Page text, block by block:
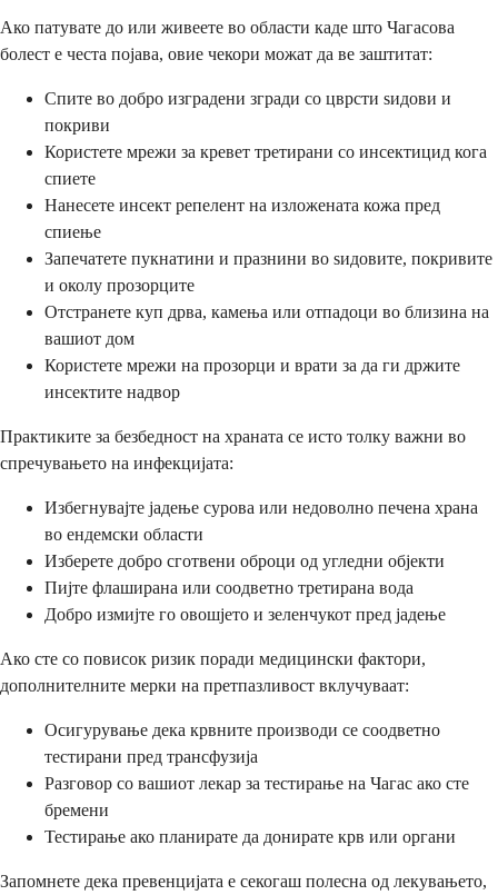
Ако патувате до или живеете во области каде што Чагасова
болест е честа појава, овие чекори можат да ве заштитат:
Спите во добро изградени згради со цврсти ѕидови и
покриви
Користете мрежи за кревет третирани со инсектицид кога
спиете
Нанесете инсект репелент на изложената кожа пред
спиење
Запечатете пукнатини и празнини во ѕидовите, покривите
и околу прозорците
Отстранете куп дрва, камења или отпадоци во близина на
вашиот дом
Користете мрежи на прозорци и врати за да ги држите
инсектите надвор
Практиките за безбедност на храната се исто толку важни во
спречувањето на инфекцијата:
Избегнувајте јадење сурова или недоволно печена храна
во ендемски области
Изберете добро сготвени оброци од угледни објекти
Пијте флаширана или соодветно третирана вода
Добро измијте го овошјето и зеленчукот пред јадење
Ако сте со повисок ризик поради медицински фактори,
дополнителните мерки на претпазливост вклучуваат:
Осигурување дека крвните производи се соодветно
тестирани пред трансфузија
Разговор со вашиот лекар за тестирање на Чагас ако сте
бремени
Тестирање ако планирате да донирате крв или органи
Запомнете дека превенцијата е секогаш полесна од лекувањето,